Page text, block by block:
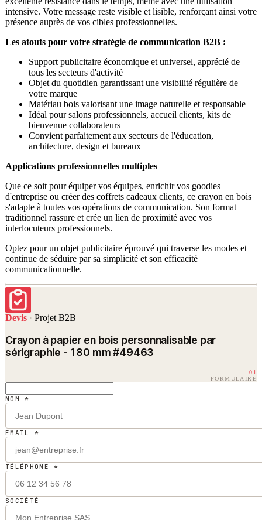
intensive. Votre message reste visible et lisible, renforçant ainsi votre
présence auprès de vos cibles professionnelles.
Les atouts pour votre stratégie de communication B2B :
Support publicitaire économique et universel, apprécié de
tous les secteurs d'activité
Objet du quotidien garantissant une visibilité régulière de
votre marque
Matériau bois valorisant une image naturelle et responsable
Idéal pour salons professionnels, accueil clients, kits de
bienvenue collaborateurs
Convient parfaitement aux secteurs de l'éducation,
architecture, design et bureaux
Applications professionnelles multiples
Que ce soit pour équiper vos équipes, enrichir vos goodies
d'entreprise ou créer des coffrets cadeaux clients, ce crayon en bois
s'adapte à toutes vos opérations de communication. Son format
traditionnel rassure et crée un lien de proximité avec vos
interlocuteurs professionnels.
Optez pour un objet publicitaire éprouvé qui traverse les modes et
continue de séduire par sa simplicité et son efficacité
communicationnelle.
Devis · Projet B2B
Crayon à papier en bois personnalisable par
sérigraphie - 180 mm #49463
01
FORMULAIRE
NOM *
EMAIL *
TÉLÉPHONE *
SOCIÉTÉ